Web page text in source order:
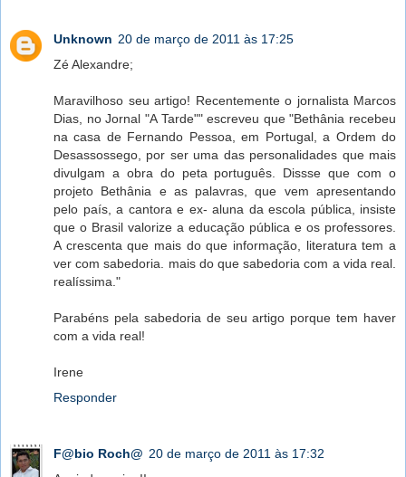
Unknown 20 de março de 2011 às 17:25
Zé Alexandre;
Maravilhoso seu artigo! Recentemente o jornalista Marcos
Dias, no Jornal "A Tarde"" escreveu que "Bethânia recebeu
na casa de Fernando Pessoa, em Portugal, a Ordem do
Desassossego, por ser uma das personalidades que mais
divulgam a obra do peta português. Dissse que com o
projeto Bethânia e as palavras, que vem apresentando
pelo país, a cantora e ex- aluna da escola pública, insiste
que o Brasil valorize a educação pública e os professores.
A crescenta que mais do que informação, literatura tem a
ver com sabedoria. mais do que sabedoria com a vida real.
realíssima."
Parabéns pela sabedoria de seu artigo porque tem haver
com a vida real!
Irene
Responder
F@bio Roch@ 20 de março de 2011 às 17:32